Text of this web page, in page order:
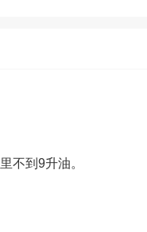
不到9升油。
持优酷